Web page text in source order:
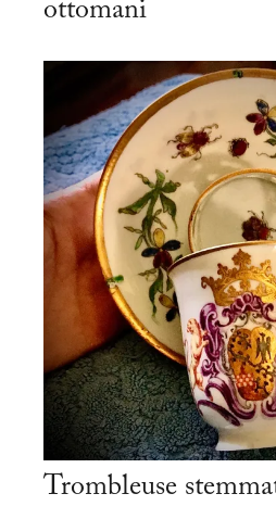
ottomani
Trombleuse